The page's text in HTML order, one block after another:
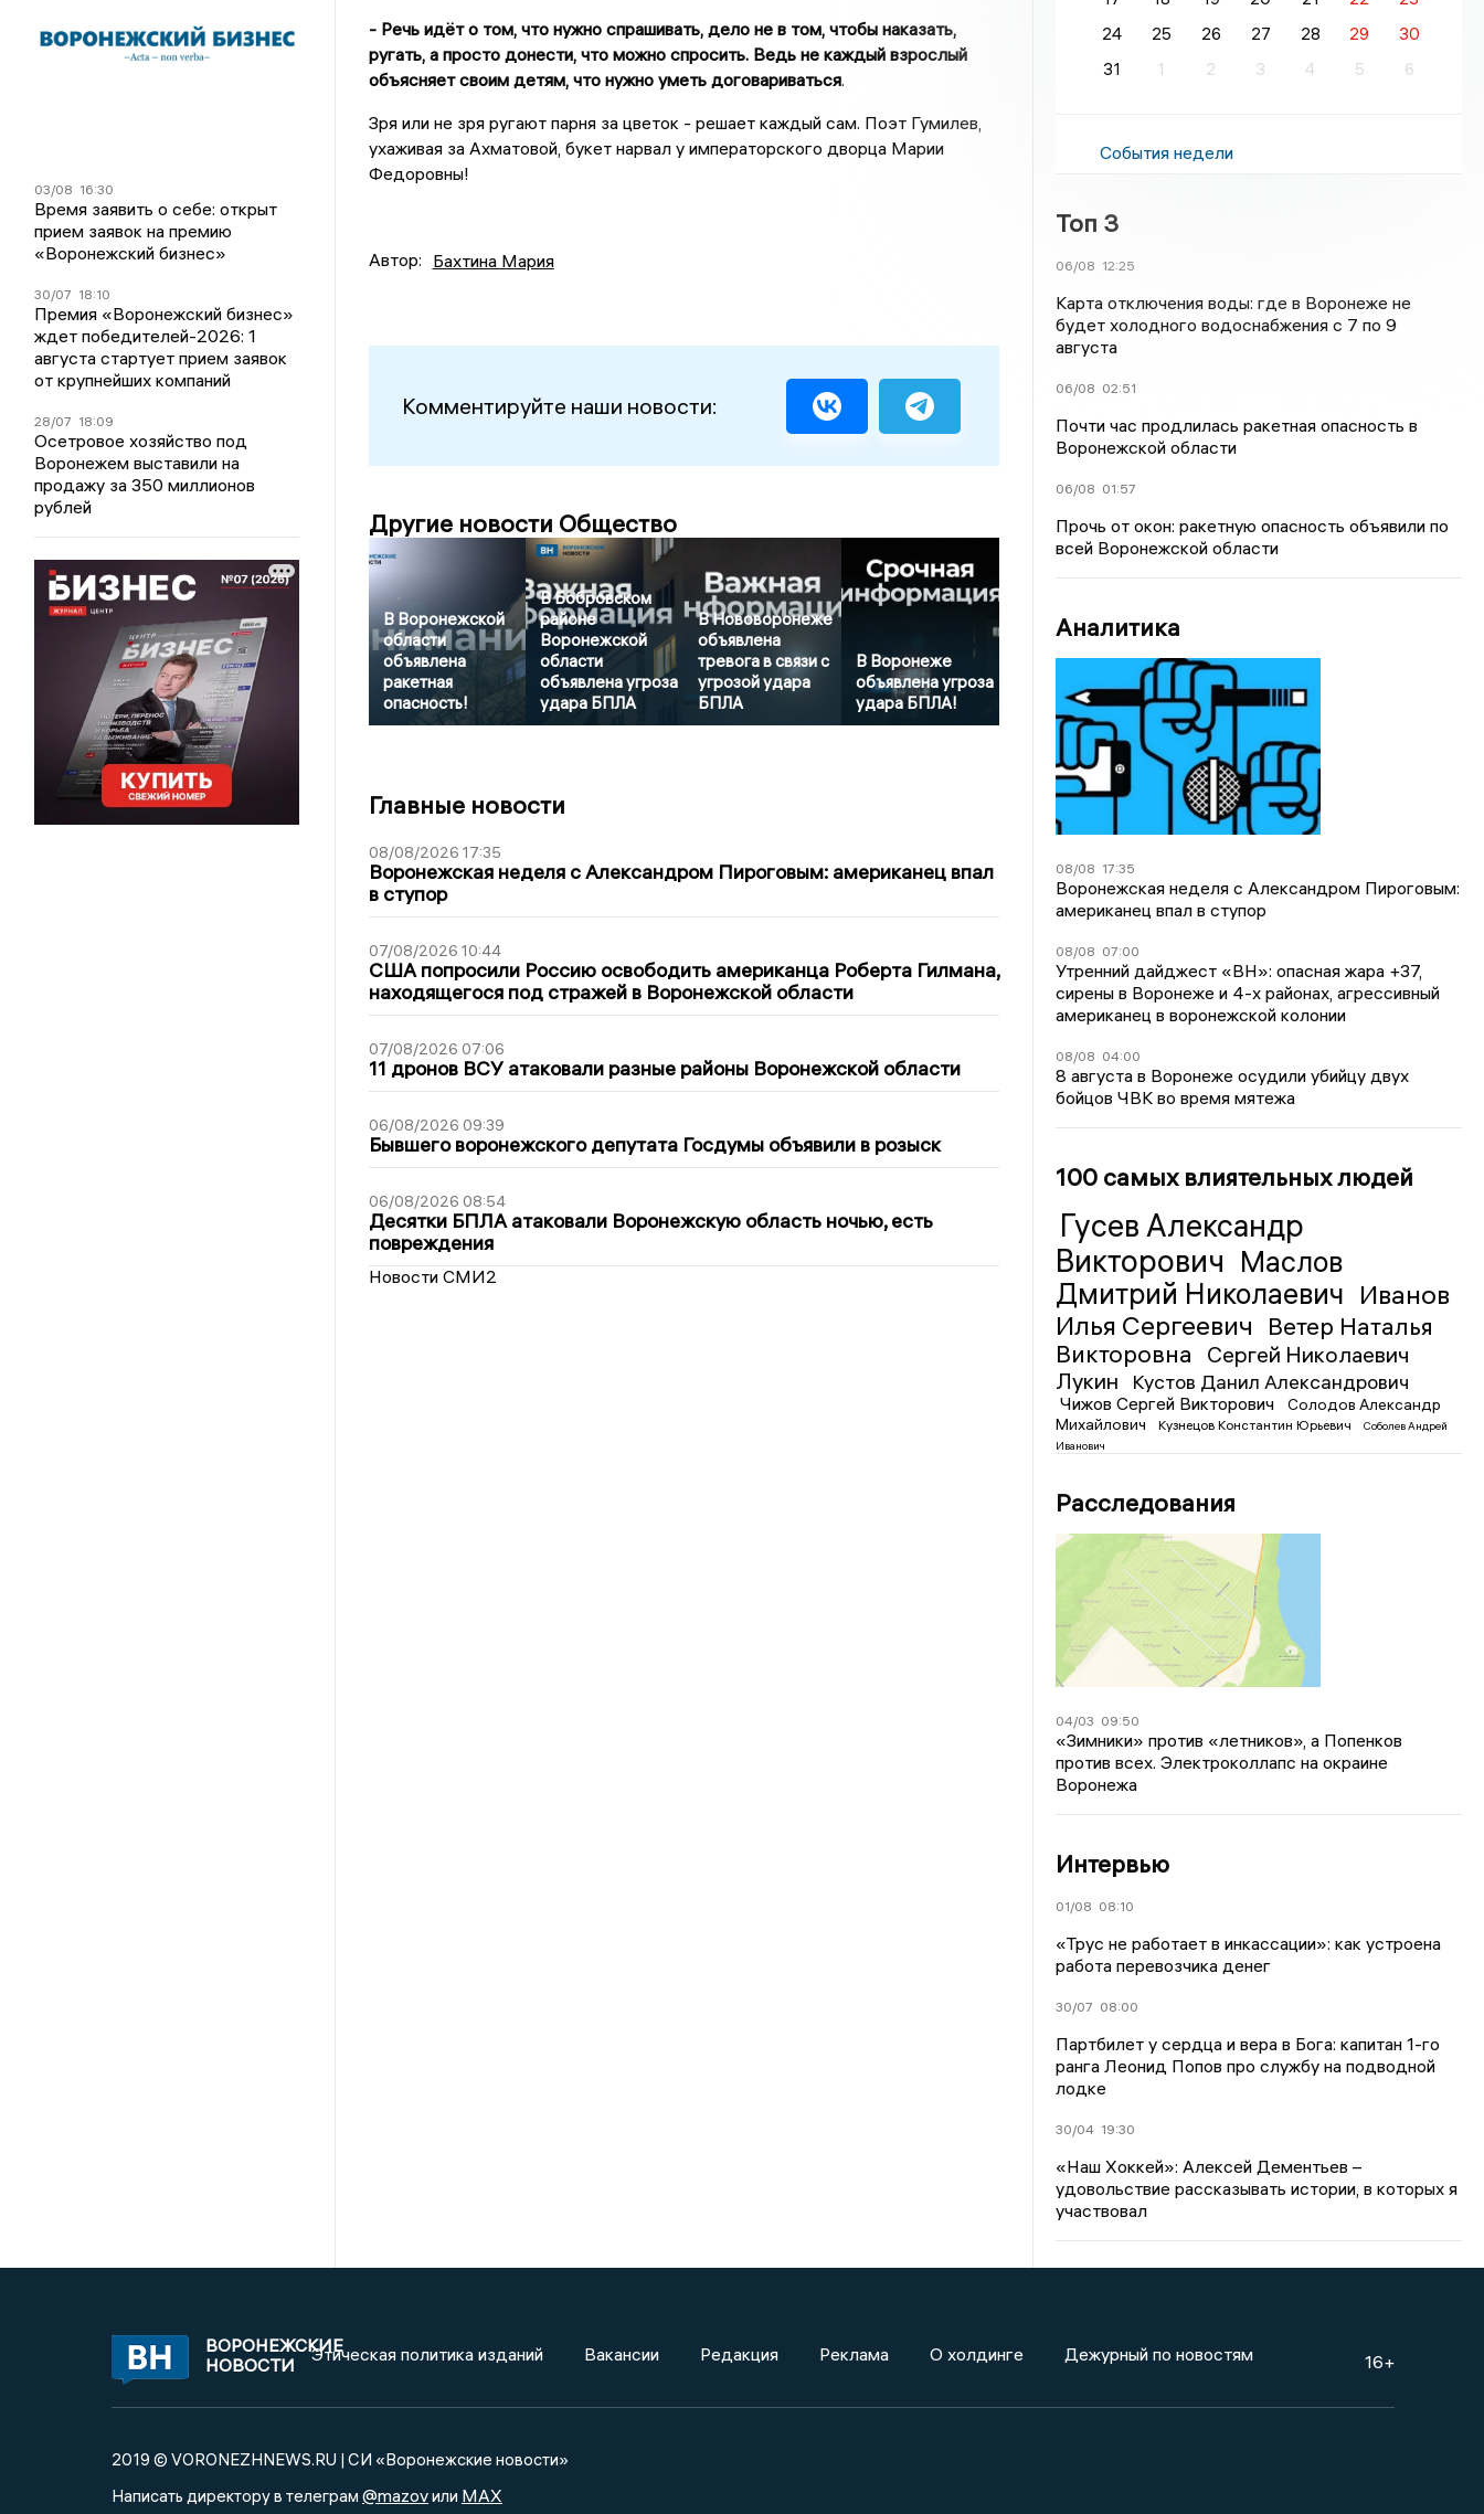
03/08 16:30
Время заявить о себе: открыт
прием заявок на премию
«Воронежский бизнес»
30/07 18:10
Премия «Воронежский бизнес»
ждет победителей-2026: 1
августа стартует прием заявок
от крупнейших компаний
28/07 18:09
Осетровое хозяйство под
Воронежем выставили на
продажу за 350 миллионов
рублей
- Речь идёт о том, что нужно спрашивать, дело не в том, чтобы наказать,
ругать, а просто донести, что можно спросить. Ведь не каждый взрослый
объясняет своим детям, что нужно уметь договариваться.
Зря или не зря ругают парня за цветок - решает каждый сам. Поэт Гумилев,
ухаживая за Ахматовой, букет нарвал у императорского дворца Марии
Федоровны!
Автор: Бахтина Мария
Комментируйте наши новости:
Другие новости Общество
В Воронежской
области
объявлена
ракетная
опасность!
В Бобровском
районе
Воронежской
области
объявлена угроза
удара БПЛА
В Нововоронеже
объявлена
тревога в связи с
угрозой удара
БПЛА
В Воронеже
объявлена угроза
удара БПЛА!
Главные новости
08/08/2026 17:35
Воронежская неделя с Александром Пироговым: американец впал
в ступор
07/08/2026 10:44
США попросили Россию освободить американца Роберта Гилмана,
находящегося под стражей в Воронежской области
07/08/2026 07:06
11 дронов ВСУ атаковали разные районы Воронежской области
06/08/2026 09:39
Бывшего воронежского депутата Госдумы объявили в розыск
06/08/2026 08:54
Десятки БПЛА атаковали Воронежскую область ночью, есть
повреждения
Новости СМИ2
24
25 26 27 28 29
30
31
1 2 3 4 5 6
События недели
Топ 3
06/08 12:25
Карта отключения воды: где в Воронеже не
будет холодного водоснабжения с 7 по 9
августа
06/08 02:51
Почти час продлилась ракетная опасность в
Воронежской области
06/08 01:57
Прочь от окон: ракетную опасность объявили по
всей Воронежской области
Аналитика
08/08 17:35
Воронежская неделя с Александром Пироговым:
американец впал в ступор
08/08 07:00
Утренний дайджест «ВН»: опасная жара +37,
сирены в Воронеже и 4-х районах, агрессивный
американец в воронежской колонии
08/08 04:00
8 августа в Воронеже осудили убийцу двух
бойцов ЧВК во время мятежа
100 самых влиятельных людей
Гусев Александр
Викторович Маслов
Дмитрий Николаевич Иванов
Илья Сергеевич
Ветер Наталья
Викторовна
Сергей Николаевич
Лукин
Кустов Данил Александрович
Чижов Сергей Викторович
Солодов Александр
Михайлович
Кузнецов Константин Юрьевич
Соболев Андрей
Иванович
Расследования
04/03 09:50
«Зимники» против «летников», а Попенков
против всех. Электроколлапс на окраине
Воронежа
Интервью
01/08 08:10
«Трус не работает в инкассации»: как устроена
работа перевозчика денег
30/07 08:00
Партбилет у сердца и вера в Бога: капитан 1-го
ранга Леонид Попов про службу на подводной
лодке
30/04 19:30
«Наш Хоккей»: Алексей Дементьев –
удовольствие рассказывать истории, в которых я
участвовал
ВОРОНЕЖСКИЕ
НОВОСТИ
Этическая политика изданий Вакансии Редакция Реклама О холдинге Дежурный по новостям 16+
2019 © VORONEZHNEWS.RU | СИ «Воронежские новости»
Написать директору в телеграм @mazovили MAX